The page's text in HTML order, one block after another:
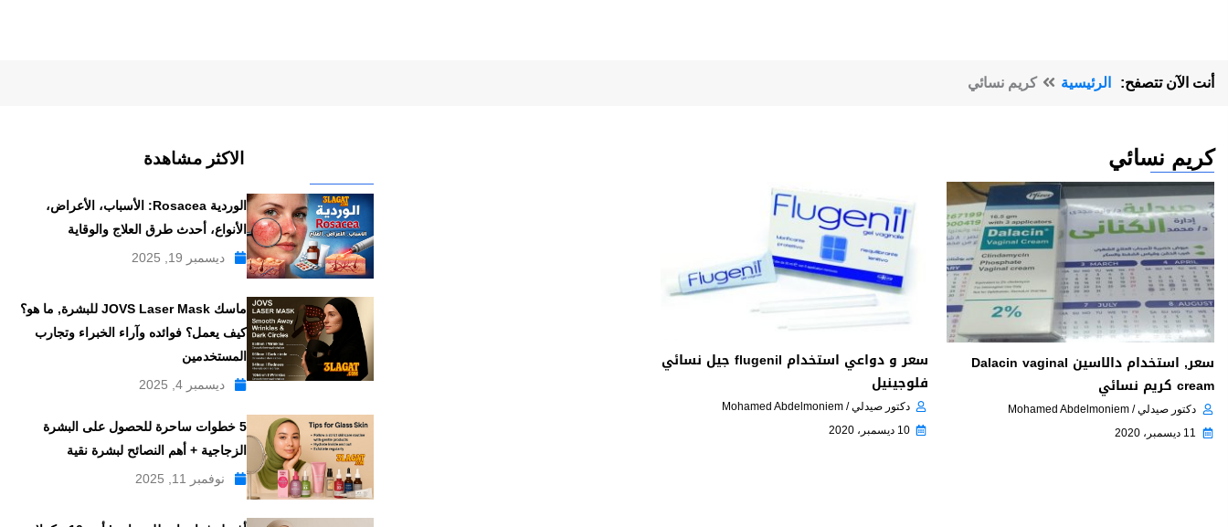
أنت الآن تتصفح: الرئيسية كريم نسائي
كريم نسائي
سعر, استخدام دالاسين Dalacin vaginal
cream كريم نسائي
دكتور صيدلي / Mohamed Abdelmoniem
11 ديسمبر، 2020
سعر و دواعي استخدام flugenil جيل نسائي
فلوجينيل
دكتور صيدلي / Mohamed Abdelmoniem
10 ديسمبر، 2020
الاكثر مشاهدة
الوردية Rosacea: الأسباب، الأعراض،
الأنواع، أحدث طرق العلاج والوقاية
ديسمبر 19, 2025
ماسك JOVS Laser Mask للبشرة, ما هو؟
كيف يعمل؟ فوائده وآراء الخبراء وتجارب
المستخدمين
ديسمبر 4, 2025
5 خطوات ساحرة للحصول على البشرة
الزجاجية + أهم النصائح لبشرة نقية
نوفمبر 11, 2025